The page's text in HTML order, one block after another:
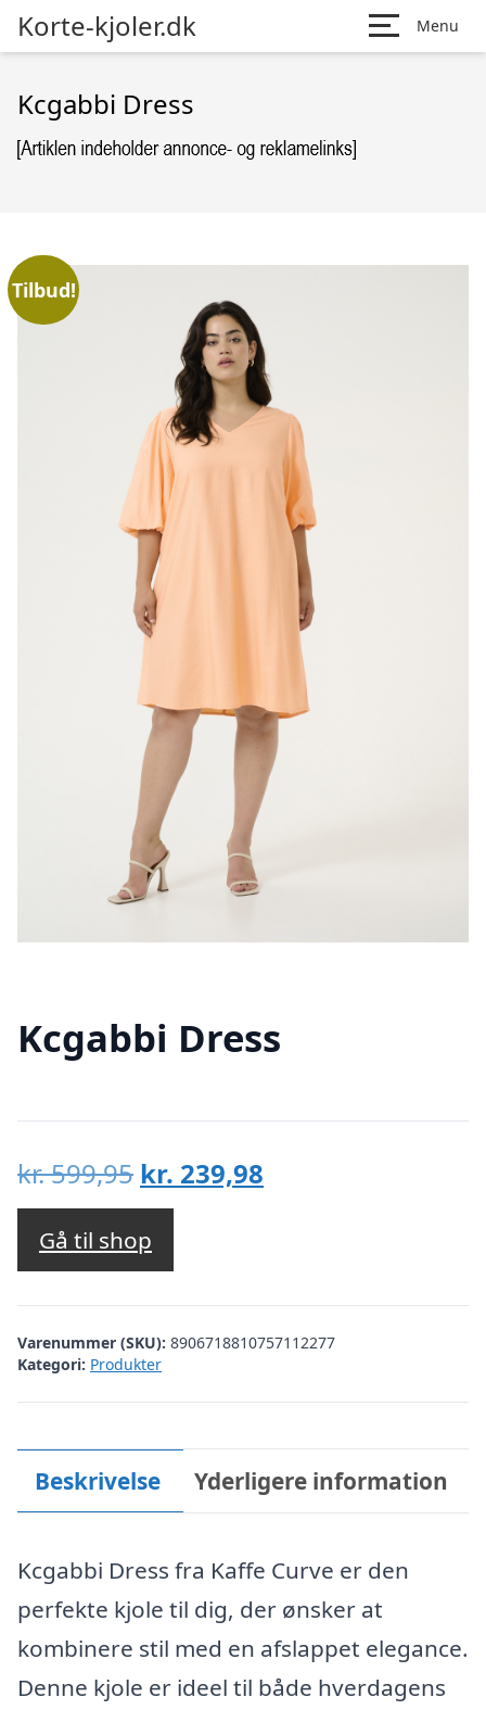
Korte-kjoler.dk Menu
Kcgabbi Dress
Tilbud!
Kcgabbi Dress
kr.599,95 Den
oprindelige
pris
var:
kr. 599,95.
kr. 239,98
kr. 239,98.
Gå til shop
Varenummer (SKU): 8906718810757112277
Kategori: Produkter
Beskrivelse Yderligere information
Kcgabbi Dress fra Kaffe Curve er den
perfekte kjole til dig, der ønsker at
kombinere stil med en afslappet elegance.
Denne kjole er ideel til både hverdagens